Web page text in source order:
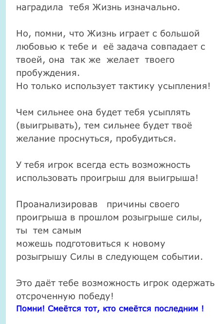
наградила тебя Жизнь изначально.
Но, помни, что Жизнь играет с большой
любовью к тебе и её задача совпадает с
твоей, она так же желает твоего
пробуждения.
Но только использует тактику усыпления!
Чем сильнее она будет тебя усыплять
(выигрывать), тем сильнее будет твоё
желание проснуться, пробудиться.
У тебя игрок всегда есть возможность
использовать проигрыш для выигрыша!
Проанализировав причины своего
проигрыша в прошлом розыгрыше силы,
ты тем самым
можешь подготовиться к новому
розыгрышу Силы в следующем событии.
Это даёт тебе возможность игрок одержать
отсроченную победу!
Помни! Смеётся тот, кто смеётся последним !